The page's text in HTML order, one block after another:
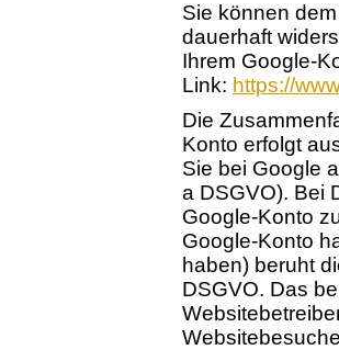
Sie können
dauerhaft
Ihrem Google-
Link: https://
Die
Konto erfolgt
Sie bei Google
a DSGVO). Bei
Google-Konto
Google-Konto
haben) beruht
DSGVO. Das